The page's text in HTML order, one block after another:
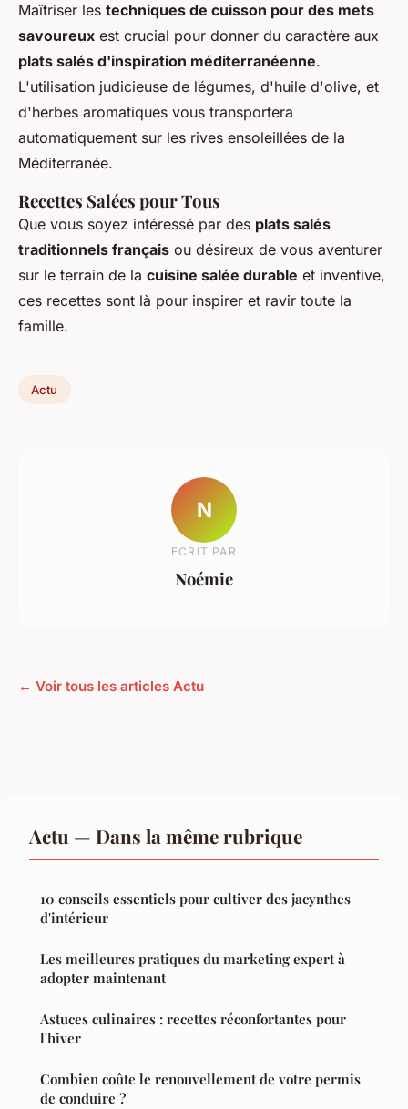
Maîtriser les techniques de cuisson pour des mets
savoureux est crucial pour donner du caractère aux
plats salés d'inspiration méditerranéenne.
L'utilisation judicieuse de légumes, d'huile d'olive, et
d'herbes aromatiques vous transportera
automatiquement sur les rives ensoleillées de la
Méditerranée.
Recettes Salées pour Tous
Que vous soyez intéressé par des plats salés
traditionnels français ou désireux de vous aventurer
sur le terrain de la cuisine salée durable et inventive,
ces recettes sont là pour inspirer et ravir toute la
famille.
Actu
N
ECRIT PAR
Noémie
← Voir tous les articles Actu
Actu — Dans la même rubrique
10 conseils essentiels pour cultiver des jacynthes
d'intérieur
Les meilleures pratiques du marketing expert à
adopter maintenant
Astuces culinaires : recettes réconfortantes pour
l'hiver
Combien coûte le renouvellement de votre permis
de conduire ?